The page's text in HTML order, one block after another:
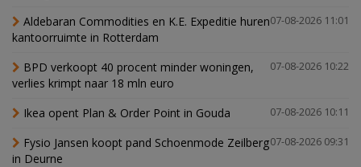
07-08-2026 11:01
Aldebaran Commodities en K.E. Expeditie huren
kantoorruimte in Rotterdam
07-08-2026 10:22
BPD verkoopt 40 procent minder woningen,
verlies krimpt naar 18 mln euro
07-08-2026 10:11
Ikea opent Plan & Order Point in Gouda
07-08-2026 09:31
Fysio Jansen koopt pand Schoenmode Zeilberg
in Deurne